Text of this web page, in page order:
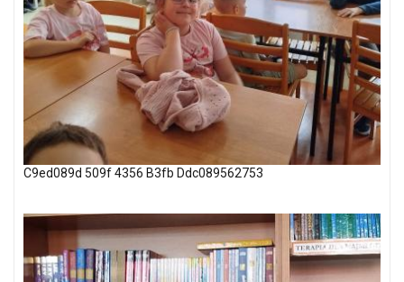
C9ed089d 509f 4356 B3fb Ddc089562753